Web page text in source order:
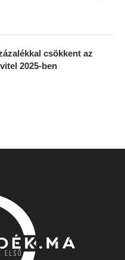
csökkent az
2025-ben